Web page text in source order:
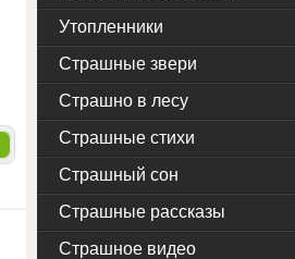
Утопленники
Страшные звери
Страшно в лесу
Страшные стихи
Страшный сон
Страшные рассказы
Страшное видео